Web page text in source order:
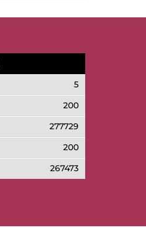
5
200
277729
200
267473